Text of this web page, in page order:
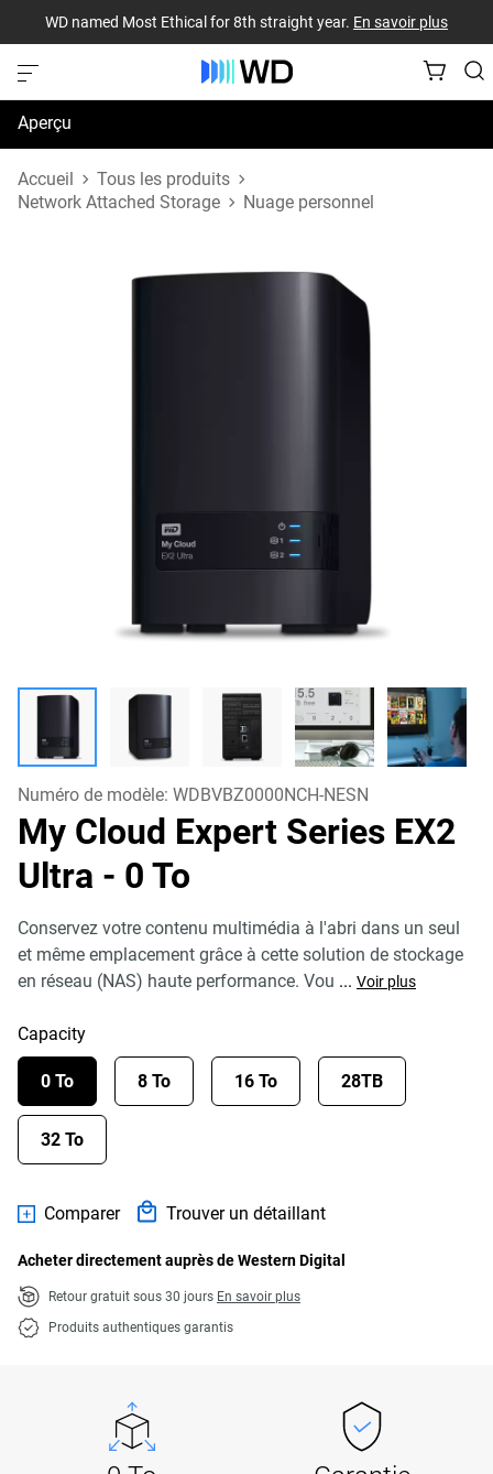
WD named Most Ethical for 8th straight year. En savoir plus
Aperçu
Caractéristiques techniques
Accueil
Tous les produits
Network Attached Storage
Nuage personnel
Numéro de modèle: WDBVBZ0000NCH-NESN
My Cloud Expert Series EX2
Ultra - 0 To
Conservez votre contenu multimédia à l'abri dans un seul
et même emplacement grâce à cette solution de stockage
en réseau (NAS) haute performance. Vou ... Voir plus
Capacity
0 To 8 To 16 To 28TB
32 To
Comparer Trouver un détaillant
Acheter directement auprès de Western Digital
Retour gratuit sous 30 jours En savoir plus
Produits authentiques garantis